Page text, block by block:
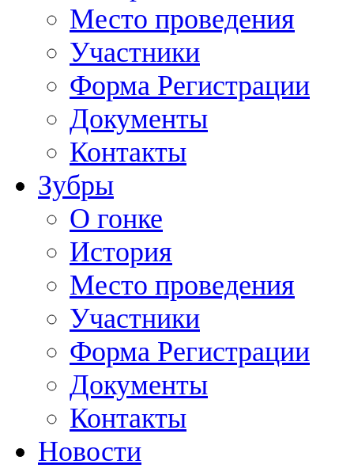
Место проведения
Участники
Форма Регистрации
Документы
Контакты
Зубры
О гонке
История
Место проведения
Участники
Форма Регистрации
Документы
Контакты
Новости